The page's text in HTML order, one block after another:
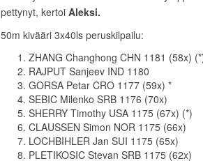
pettynyt, kertoi Aleksi.
50m kivääri 3x40ls peruskilpailu:
ZHANG Changhong CHN 1181 (58x)
RAJPUT Sanjeev IND 1180
GORSA Petar CRO 1177 (59x) *
SEBIC Milenko SRB 1176 (70x)
SHERRY Timothy USA 1175 (67x) (*)
CLAUSSEN Simon NOR 1175 (66x)
LOCHBIHLER Jan SUI 1175 (65x)
PLETIKOSIC Stevan SRB 1175 (62x)